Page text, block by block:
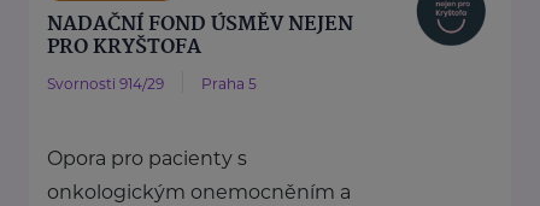
NADAČNÍ FOND ÚSMĚV NEJEN
PRO KRYŠTOFA
Svornosti 914/29 Praha 5
Opora pro pacienty s
onkologickým onemocněním a